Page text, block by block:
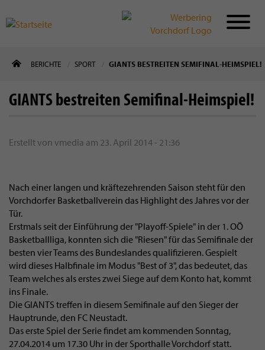
zum
BERICHTE SPORT GIANTS BESTREITEN SEMIFINAL-HEIMSPIEL!
GIANTS bestreiten Semifinal-Heimspiel!
Erstellt von vmedia am 23. April 2014 - 21:36
Nach einer langen und kräftezehrenden Saison steht für den
Vorchdorfer Basketballverein das Highlight des Jahres vor der
Tür.
Erstmals seit der Einführung der "Playoff-Spiele" in der 1. OÖ
Basketballliga, konnten sich die "Riesen" für das Semifinale der
besten vier Teams des Bundeslandes qualifizieren. Gespielt
wird dieses Halbfinale im Modus "Best of 3", das bedeutet, das
Team welches als erstes zwei Siege auf dem Konto hat, kommt
ins Finale.
Die GIANTS treffen in diesem Semifinale auf den Sieger der
Hauptrunde, den FC Neustadt.
Das erste Spiel der Serie findet am kommenden Sonntag,
27.04.2014 um 17.30 Uhr in der Sporthalle Vorchdorf statt.